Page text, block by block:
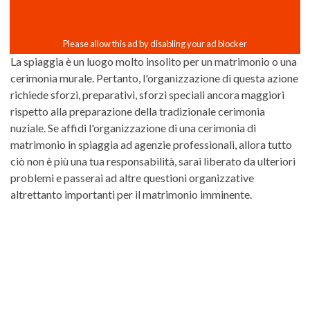
La spiaggia è un luogo molto insolito per un matrimonio o una
cerimonia murale. Pertanto, l'organizzazione di questa azione
richiede sforzi, preparativi, sforzi speciali ancora maggiori
rispetto alla preparazione della tradizionale cerimonia
nuziale. Se affidi l'organizzazione di una cerimonia di
matrimonio in spiaggia ad agenzie professionali, allora tutto
ciò non è più una tua responsabilità, sarai liberato da ulteriori
problemi e passerai ad altre questioni organizzative
altrettanto importanti per il matrimonio imminente.